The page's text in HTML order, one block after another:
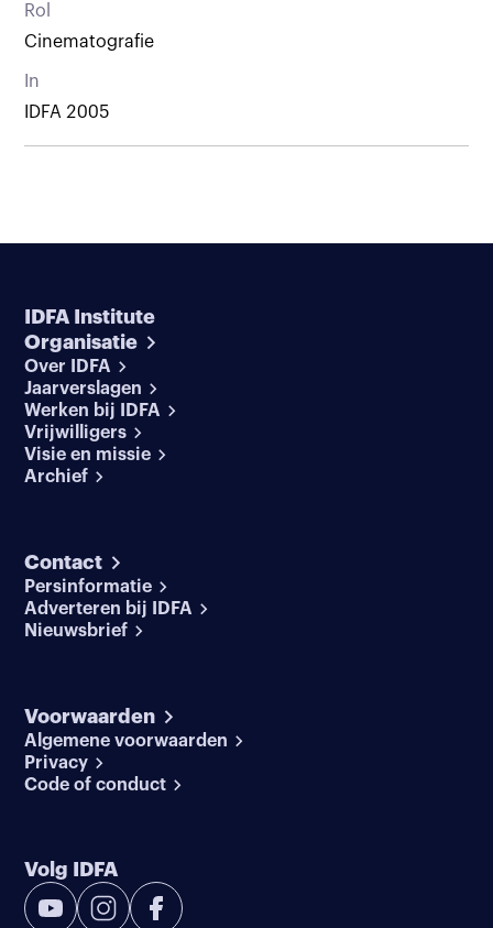
Rol
Cinematografie
In
IDFA 2005
IDFA Institute
Organisatie
Over IDFA
Jaarverslagen
Werken bij IDFA
Vrijwilligers
Visie en missie
Archief
Contact
Persinformatie
Adverteren bij IDFA
Nieuwsbrief
Voorwaarden
Algemene voorwaarden
Privacy
Code of conduct
Volg IDFA